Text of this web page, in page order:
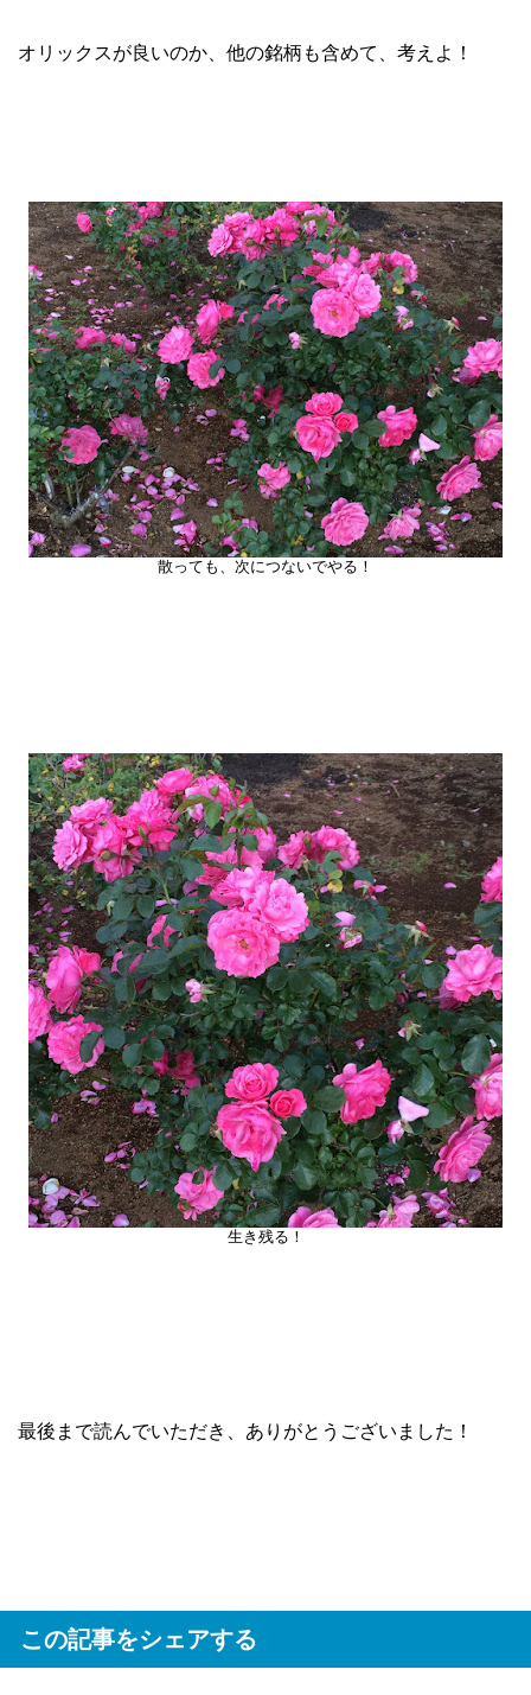
オリックスが良いのか、他の銘柄も含めて、考えよ！
散っても、次につないでやる！
生き残る！
最後まで読んでいただき、ありがとうございました！
この記事をシェアする